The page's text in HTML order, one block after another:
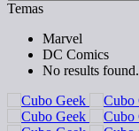
Temas
Marvel
DC Comics
No results found.